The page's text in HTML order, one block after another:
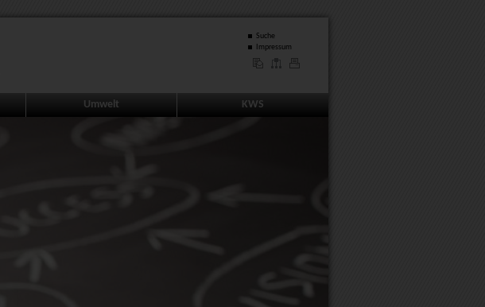
Suche
Impressum
Umwelt KWS